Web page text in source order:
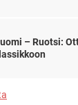
– Ruotsi: